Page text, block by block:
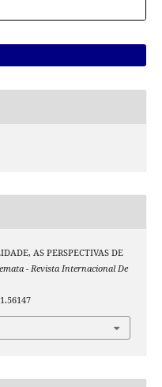
AS PERSPECTIVAS DE
- Revista Internacional De